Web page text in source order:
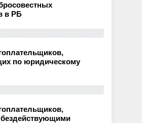
в РБ
по юридическому